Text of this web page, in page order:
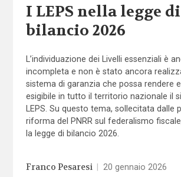
I LEPS nella legge di
bilancio 2026
L’individuazione dei Livelli essenziali è
incompleta e non è stato ancora
sistema di garanzia che possa rendere
esigibile in tutto il territorio nazionale il
LEPS. Su questo tema, sollecitata dalle
riforma del PNRR sul federalismo
la legge di bilancio 2026.
Franco Pesaresi 20 gennaio 2026